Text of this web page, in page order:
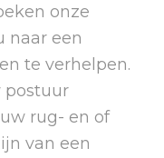
onze
naar een
te verhelpen.
postuur
rug- en of
van een